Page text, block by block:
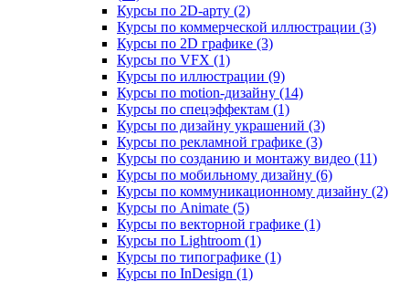
Курсы по 2D‑арту (2)
Курсы по коммерческой иллюстрации (3)
Курсы по 2D графике (3)
Курсы по VFX (1)
Курсы по иллюстрации (9)
Курсы по motion-дизайну (14)
Курсы по спецэффектам (1)
Курсы по дизайну украшений (3)
Курсы по рекламной графике (3)
Курсы по созданию и монтажу видео (11)
Курсы по мобильному дизайну (6)
Курсы по коммуникационному дизайну (2)
Курсы по Animate (5)
Курсы по векторной графике (1)
Курсы по Lightroom (1)
Курсы по типографике (1)
Курсы по InDesign (1)